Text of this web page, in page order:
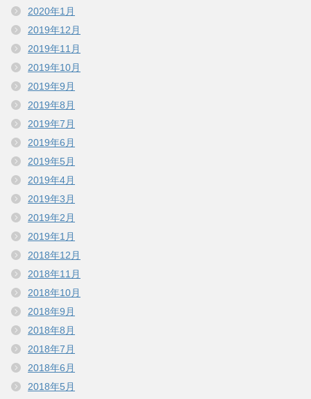
2020年1月
2019年12月
2019年11月
2019年10月
2019年9月
2019年8月
2019年7月
2019年6月
2019年5月
2019年4月
2019年3月
2019年2月
2019年1月
2018年12月
2018年11月
2018年10月
2018年9月
2018年8月
2018年7月
2018年6月
2018年5月